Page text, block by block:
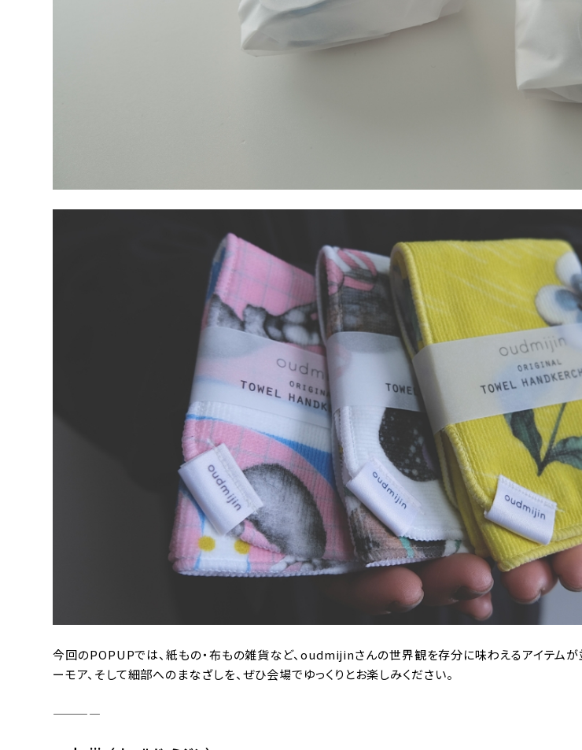
今回のPOPUPでは、紙もの・布もの雑貨など、oudmijinさんの世界観を存分に味わえるアイテム
ーモア、そして細部へのまなざしを、ぜひ会場でゆっくりとお楽しみください。
————